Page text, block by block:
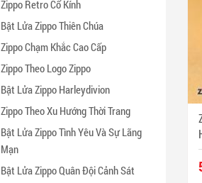
Zippo Retro Cổ Kính
Bật Lửa Zippo Thiên Chúa
Zippo Chạm Khắc Cao Cấp
Zippo Theo Logo Zippo
Bật Lửa Zippo Harleydivion
Zippo Theo Xu Hướng Thời Trang
Bật Lửa Zippo Tình Yêu Và Sự Lãng
Mạn
Bật Lửa Zippo Quân Đội Cảnh Sát